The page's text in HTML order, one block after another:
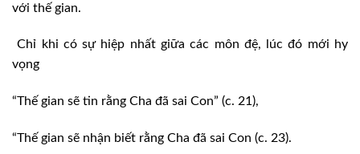
với thế gian.
Chỉ khi có sự hiệp nhất giữa các môn đệ, lúc đó mới hy
vọng
“Thế gian sẽ tin rằng Cha đã sai Con” (c. 21),
“Thế gian sẽ nhận biết rằng Cha đã sai Con (c. 23).